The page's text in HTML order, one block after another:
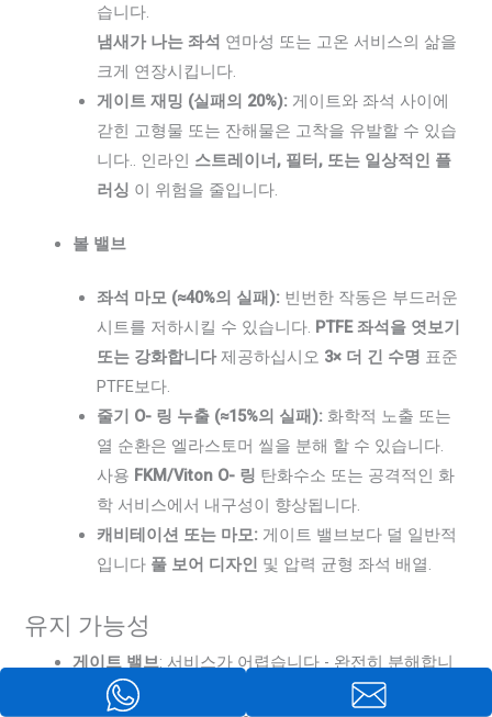
습니다.
냄새가 나는 좌석 연마성 또는 고온 서비스의 삶을
크게 연장시킵니다.
게이트 재밍 (실패의 20%): 게이트와 좌석 사이에
갇힌 고형물 또는 잔해물은 고착을 유발할 수 있습
니다.. 인라인 스트레이너, 필터, 또는 일상적인 플
러싱 이 위험을 줄입니다.
볼 밸브
좌석 마모 (≈40%의 실패): 빈번한 작동은 부드러운
시트를 저하시킬 수 있습니다. PTFE 좌석을 엿보기
또는 강화합니다제공하십시오 3× 더 긴 수명 표준
PTFE보다.
줄기 O- 링 누출 (≈15%의 실패): 화학적 노출 또는
열 순환은 엘라스토머 씰을 분해 할 수 있습니다.
사용 FKM/Viton O- 링 탄화수소 또는 공격적인 화
학 서비스에서 내구성이 향상됩니다.
캐비테이션 또는 마모: 게이트 밸브보다 덜 일반적
입니다 풀 보어 디자인 및 압력 균형 좌석 배열.
유지 가능성
게이트 밸브: 서비스가 어렵습니다 - 완전히 분해합니
다 (보닛 제거) 좌석/게이트에 접근하려면.